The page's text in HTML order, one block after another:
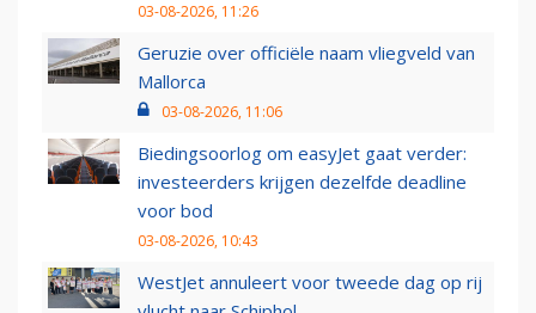
03-08-2026, 11:26
Geruzie over officiële naam vliegveld van
Mallorca
03-08-2026, 11:06
Biedingsoorlog om easyJet gaat verder:
investeerders krijgen dezelfde deadline
voor bod
03-08-2026, 10:43
WestJet annuleert voor tweede dag op rij